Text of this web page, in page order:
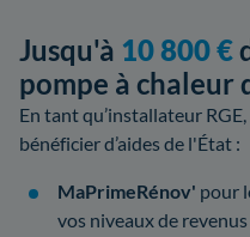
Jusqu'à 10 800 €
pompe à chaleur
En tant qu’installateur
bénéficier d’aides de l'État :
MaPrimeRénov' pour
vos niveaux de revenus